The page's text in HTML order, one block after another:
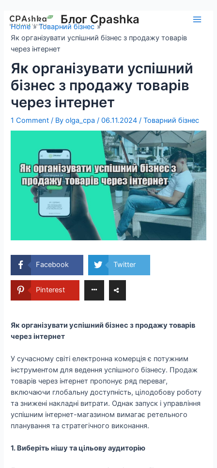
content
Блог Cpashka
Home
Товарний бізнес
Як організувати успішний бізнес з продажу товарів
через інтернет
Як організувати успішний
бізнес з продажу товарів
через інтернет
1 Comment / Byolga_cpa/06.11.2024/Товарний бізнес
Facebook Twitter
Pinterest
Як організувати успішний бізнес з продажу товарів
через інтернет
У сучасному світі електронна комерція є потужним
інструментом для ведення успішного бізнесу. Продаж
товарів через інтернет пропонує ряд переваг,
включаючи глобальну доступність, цілодобову роботу
та знижені накладні витрати. Однак запуск і управління
успішним інтернет-магазином вимагає ретельного
планування та стратегічного виконання.
1. Виберіть нішу та цільову аудиторію